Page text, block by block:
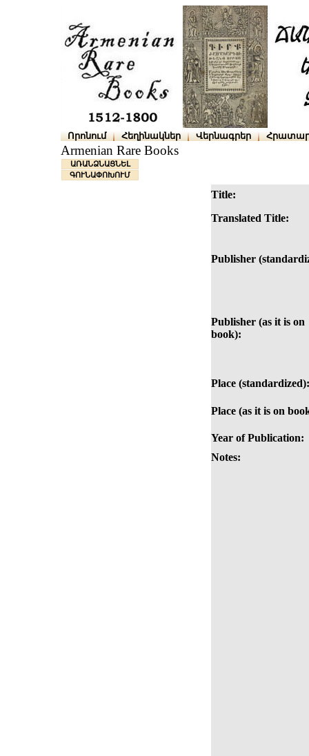
Որոնում Հեղինակներ Վերնագրեր
Armenian Rare Books
ԱՌԱՆՁՆԱՑՆԵԼ
ԳՈՒՆԱՓՈԽՈՒՄ
Title:
Translated Title:
Publisher
Publisher (as it is on
book):
Place (standardized):
Place (as it is on
Year of Publication:
Notes: